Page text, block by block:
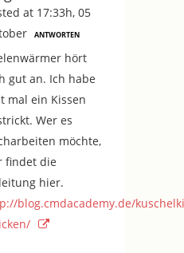
at 17:33h, 05
ANTWORTEN
hört
gut an. Ich habe
mal ein Kissen
Wer es
möchte,
findet die
hier.
blog.cmdacademy.de/